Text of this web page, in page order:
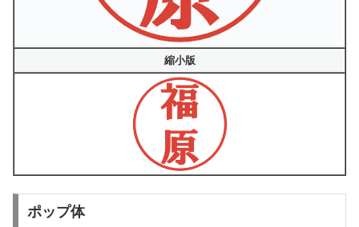
縮小版
ポップ体